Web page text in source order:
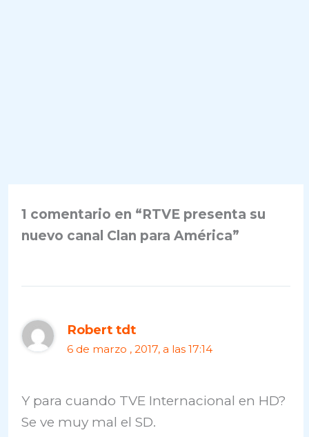
1 comentario en “RTVE presenta su
nuevo canal Clan para América”
Robert tdt
6 de marzo , 2017, a las 17:14
Y para cuando TVE Internacional en HD?
Se ve muy mal el SD.